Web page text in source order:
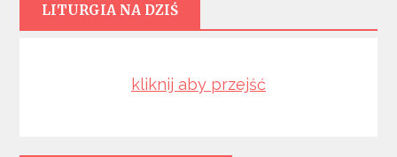
LITURGIA NA DZIŚ
kliknij aby przejść